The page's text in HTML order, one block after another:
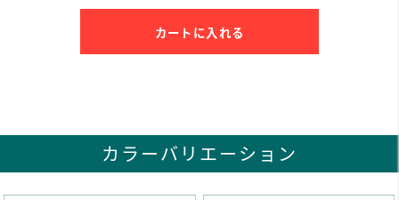
カートに入れる
カラーバリエーション